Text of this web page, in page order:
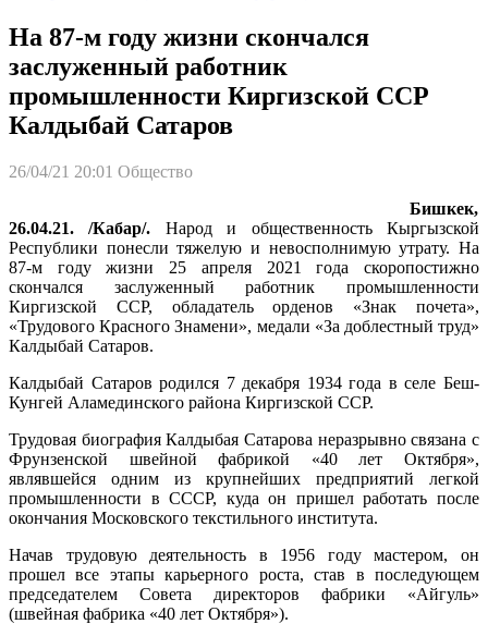
На 87-м году жизни скончался
заслуженный работник
промышленности Киргизской ССР
Калдыбай Сатаров
26/04/21 20:01 Общество
Бишкек,
26.04.21. /Кабар/. Народ и общественность Кыргызской
Республики понесли тяжелую и невосполнимую утрату. На
87-м году жизни 25 апреля 2021 года скоропостижно
скончался заслуженный работник промышленности
Киргизской ССР, обладатель орденов «Знак почета»,
«Трудового Красного Знамени», медали «За доблестный труд»
Калдыбай Сатаров.
Калдыбай Сатаров родился 7 декабря 1934 года в селе Беш-
Кунгей Аламединского района Киргизской ССР.
Трудовая биография Калдыбая Сатарова неразрывно связана с
Фрунзенской швейной фабрикой «40 лет Октября»,
являвшейся одним из крупнейших предприятий легкой
промышленности в СССР, куда он пришел работать после
окончания Московского текстильного института.
Начав трудовую деятельность в 1956 году мастером, он
прошел все этапы карьерного роста, став в последующем
председателем Совета директоров фабрики «Айгуль»
(швейная фабрика «40 лет Октября»).